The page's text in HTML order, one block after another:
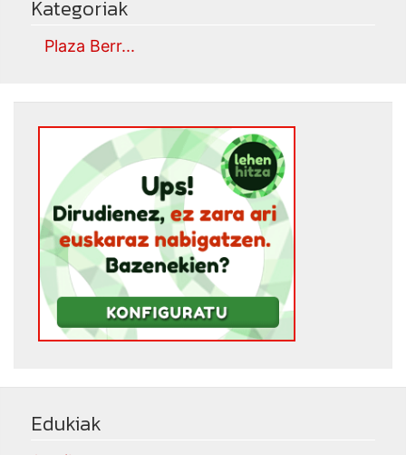
Kategoriak
Plaza Berr...
Edukiak